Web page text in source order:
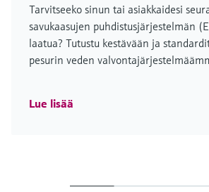
Tarvitseeko sinun tai asiakkaidesi
savukaasujen puhdistusjärjestelmän
laatua? Tutustu kestävään ja
pesurin veden
Lue lisää